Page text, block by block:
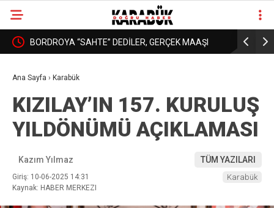
YURT BORDROYA “SAHTE” DEDİLER, GERÇEK MAAŞI
Ana Sayfa › Karabük
KIZILAY’IN 157. KURULUŞ
YILDÖNÜMÜ AÇIKLAMASI
Kazım Yılmaz TÜM YAZILARI
Giriş: 10-06-2025 14:31
Kaynak: HABER MERKEZI
Karabük